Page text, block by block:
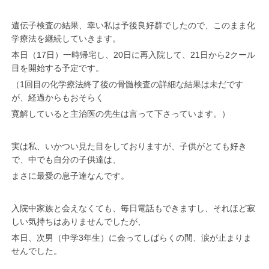
遺伝子検査の結果、幸い私は予後良好群でしたので、このまま化
学療法を継続していきます。
本日（17日）一時帰宅し、20日に再入院して、21日から2クール
目を開始する予定です。
（1回目の化学療法終了後の骨髄検査の詳細な結果は未だです
が、経過からもおそらく
寛解していると主治医の先生は言って下さっています。）
実は私、いかつい見た目をしておりますが、子供がとても好き
で、中でも自分の子供達は、
まさに最愛の息子達なんです。
入院中家族と会えなくても、毎日電話もできますし、それほど寂
しい気持ちはありませんでしたが、
本日、次男（中学3年生）に会ってしばらくの間、涙が止まりま
せんでした。